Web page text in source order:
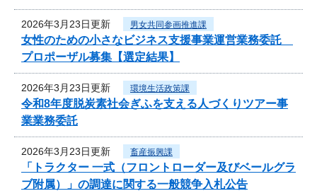
2026年3月23日更新 男女共同参画推進課
女性のための小さなビジネス支援事業運営業務委託
プロポーザル募集【選定結果】
2026年3月23日更新 環境生活政策課
令和8年度脱炭素社会ぎふを支える人づくりツアー事
業業務委託
2026年3月23日更新 畜産振興課
「トラクター 一式（フロントローダー及びベールグラ
ブ附属）」の調達に関する一般競争入札公告